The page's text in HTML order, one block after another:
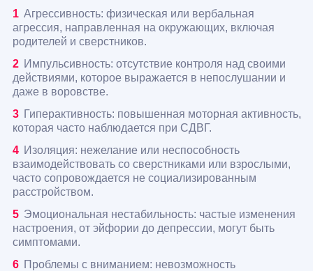
Агрессивность: физическая или вербальная
агрессия, направленная на окружающих, включая
родителей и сверстников.
Импульсивность: отсутствие контроля над своими
действиями, которое выражается в непослушании и
даже в воровстве.
Гиперактивность: повышенная моторная активность,
которая часто наблюдается при СДВГ.
Изоляция: нежелание или неспособность
взаимодействовать со сверстниками или взрослыми,
часто сопровождается не социализированным
расстройством.
Эмоциональная нестабильность: частые изменения
настроения, от эйфории до депрессии, могут быть
симптомами.
Проблемы с вниманием: невозможность